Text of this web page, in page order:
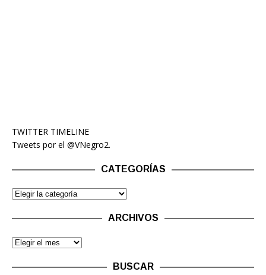
TWITTER TIMELINE
Tweets por el @VNegro2.
CATEGORÍAS
ARCHIVOS
BUSCAR